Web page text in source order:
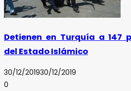
Detienen en Turquía a 147
del Estado Islámico
30/12/201930/12/2019
0